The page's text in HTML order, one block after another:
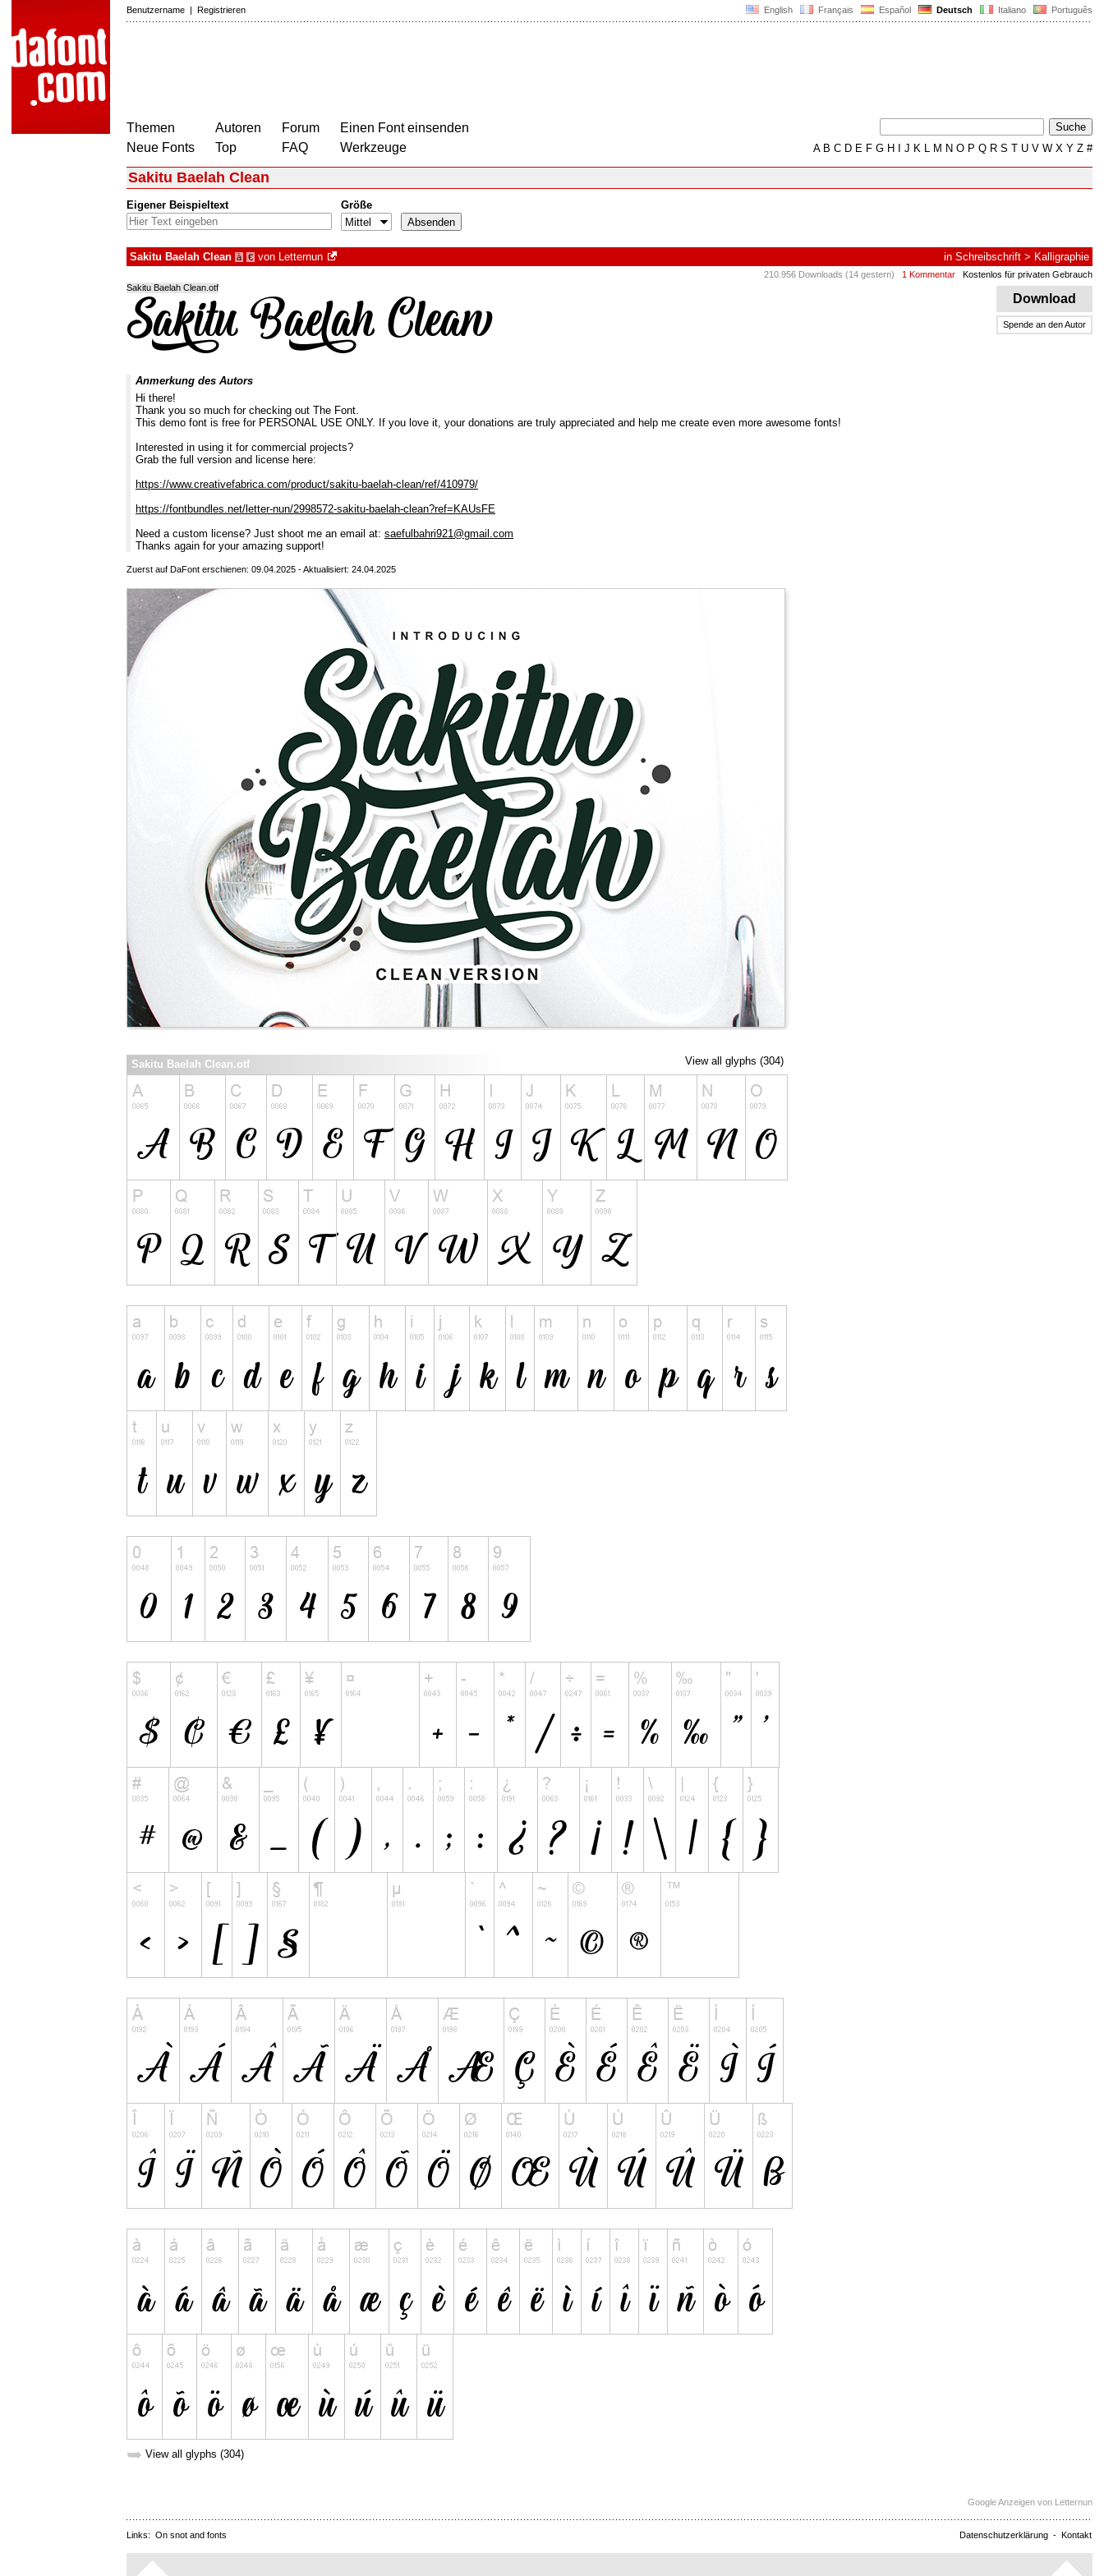
English Français Español Deutsch Italiano Português
Benutzername | Registrieren
Themen
Neue Fonts
Autoren
Top
Forum
FAQ
Einen Font einsenden
Werkzeuge
AB C D E F G H J K L M N O P Q R S T U V W X Y Z #
Sakitu Baelah Clean
Eigener Beispieltext Größe
Sakitu Baelah Clean à € von Letternun in Schreibschrift > Kalligraphie
210.956 Downloads (14 gestern) 1 Kommentar Kostenlos für privaten Gebrauch
Download
Spende an den Autor
Sakitu Baelah Clean.otf
Anmerkung des Autors
Hi there!
Thank you so much for checking out The Font.
This demo font is free for PERSONAL USE ONLY. If you love it, your donations are truly appreciated and help me create even more awesome fonts!
Interested in using it for commercial projects?
Grab the full version and license here:
https://www.creativefabrica.com/product/sakitu-baelah-clean/ref/410979/
https://fontbundles.net/letter-nun/2998572-sakitu-baelah-clean?ref=KAUsFE
Need a custom license? Just shoot me an email at: saefulbahri921@gmail.com
Thanks again for your amazing support!
Zuerst auf DaFont erschienen: 09.04.2025 - Aktualisiert: 24.04.2025
View all glyphs (304)
Sakitu Baelah Clean.otf
➥ View all glyphs (304)
Google Anzeigen von Letternun
Datenschutzerklärung - Kontakt
Links: On snot and fonts